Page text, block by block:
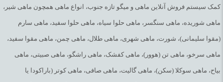
کمک سیستم فروش آنلاین ماهی و میگو تازه جنوب، انواع ماهی همچون ماهی شیر،
ماهی شوریده، ماهی سنگسر، ماهی حلوا سیاه، ماهی حلوا سفید، ماهی سارم
(مقوا سلیمانی)، شورت، ماهی شهری، ماهی طلال، ماهی چمن، ماهی مقوا سفید،
ماهی سرخو، ماهی تن (هوور)، ماهی کفشک، ماهی راشگو، ماهی صبیتی، ماهی
بیاح، ماهی سوکلا (سکن)، ماهی گالیت، ماهی صافی، ماهی کوتر (باراکودا یا